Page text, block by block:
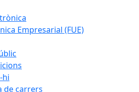
Empresarial (FUE)
hi
de carrers